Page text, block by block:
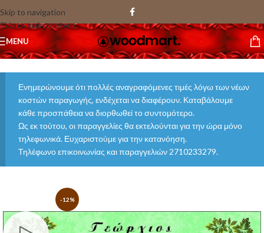
Skip to navigation
Skip to main content
MENU
Ενημερώνουμε ότι πολλές αναγραφόμενες τιμές λόγω των νέων
κοστών παραγωγής, ενδέχεται να διαφέρουν. Καταβάλουμε
κάθε προσπάθεια να διορθωθεί το συντομότερο.
Ως εκ τούτου, οι παραγγελίες θα εκτελούνται για την ώρα μόνο
τηλεφωνικά. Ευχαριστούμε για την κατανόηση.
Τηλέφωνο επικοινωνίας και παραγγελιών 2710233279.
-12%